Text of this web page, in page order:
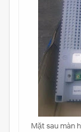
Mặt sau màn